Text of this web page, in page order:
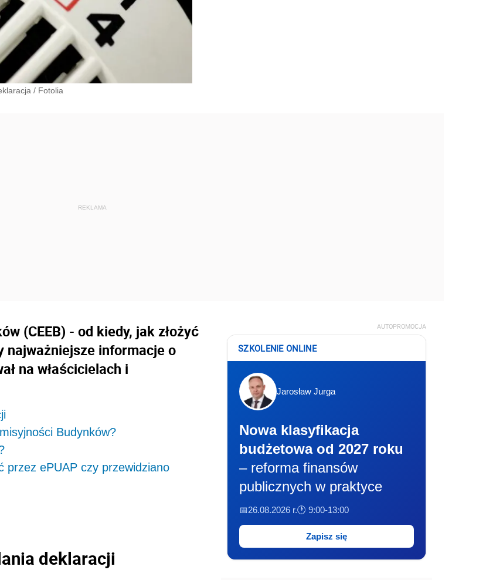
/ Fotolia
(CEEB) - od kiedy, jak złożyć
najważniejsze informacje o
na właścicielach i
Budynków?
przez ePUAP czy przewidziano
deklaracji
AUTOPROMOCJA
SZKOLENIE ONLINE
Jarosław Jurga
Nowa klasyfikacja
budżetowa od 2027 roku
– reforma finansów
publicznych w praktyce
📅26.08.2026 r.🕐 9:00-13:00
Zapisz się